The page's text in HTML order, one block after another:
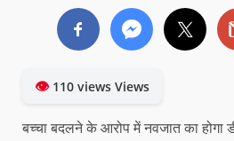
👁110 views Views
बच्चा बदलने के आरोप में नवजात का होगा